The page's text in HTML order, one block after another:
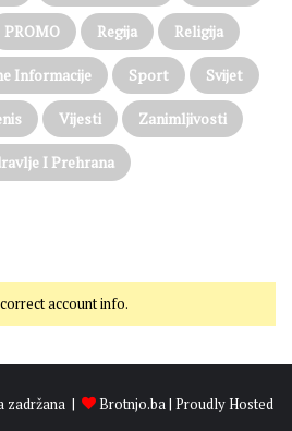
PROMO Regija Religija
Informacije Sport Svijet
Vijesti Zanimljivosti
I Prehrana
account info.
zadržana | Brotnjo.ba| Proudly Hosted